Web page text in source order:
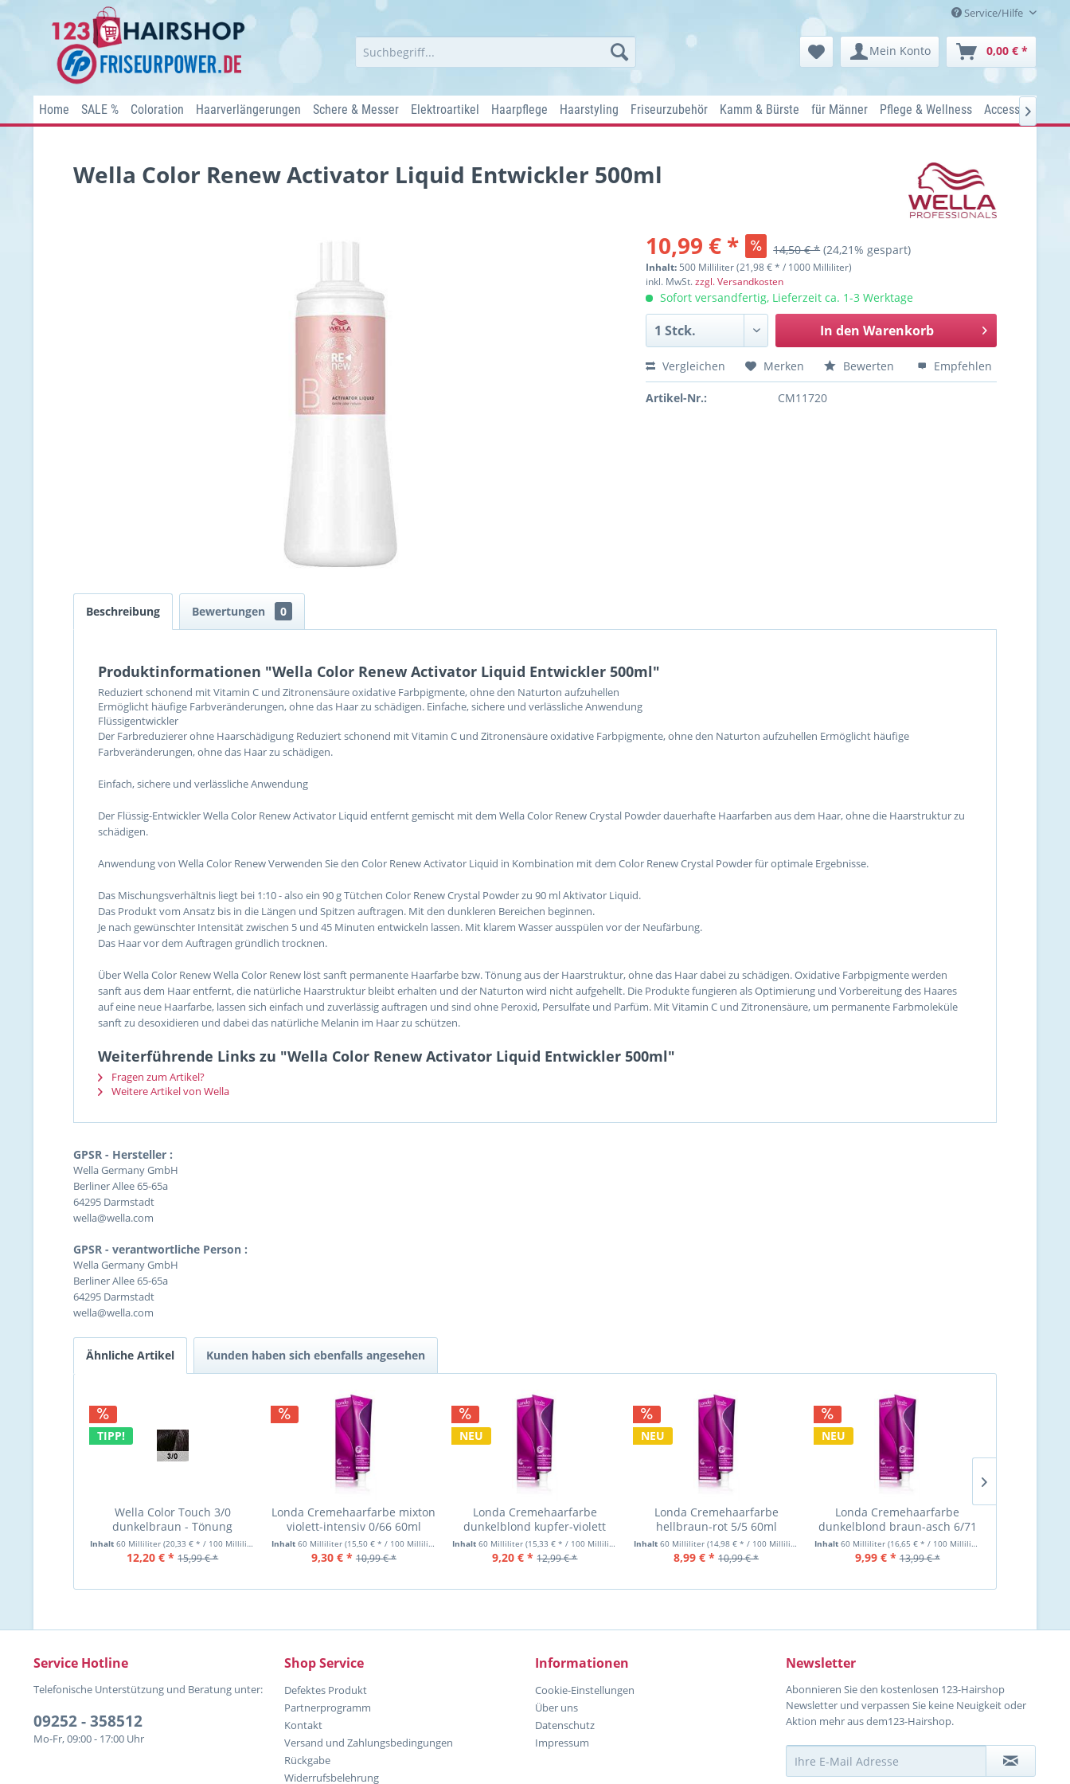
Service/Hilfe
Mein Konto 0,00 € *
Home SALE % Coloration Haarverlängerungen Schere & Messer Elektroartikel Haarpflege Haarstyling Friseurzubehör Kamm & Bürste für Männer Pflege & Wellness Accessoires

Wella Color Renew Activator Liquid Entwickler 500ml
10,99 € * 14,50 € * (24,21% gespart)
Inhalt: 500 Milliliter (21,98 € * / 1000 Milliliter)
inkl. MwSt.zzgl. Versandkosten
Sofort versandfertig, Lieferzeit ca. 1-3 Werktage
In den Warenkorb
Vergleichen Merken Bewerten Empfehlen
Artikel-Nr.: CM11720
Beschreibung Bewertungen 0
Produktinformationen "Wella Color Renew Activator Liquid Entwickler 500ml"
Reduziert schonend mit Vitamin C und Zitronensäure oxidative Farbpigmente, ohne den Naturton aufzuhellen
Ermöglicht häufige Farbveränderungen, ohne das Haar zu schädigen. Einfache, sichere und verlässliche Anwendung
Flüssigentwickler
Der Farbreduzierer ohne Haarschädigung Reduziert schonend mit Vitamin C und Zitronensäure oxidative Farbpigmente, ohne den Naturton aufzuhellen Ermöglicht häufige
Farbveränderungen, ohne das Haar zu schädigen.
Einfach, sichere und verlässliche Anwendung
Der Flüssig-Entwickler Wella Color Renew Activator Liquid entfernt gemischt mit dem Wella Color Renew Crystal Powder dauerhafte Haarfarben aus dem Haar, ohne die Haarstruktur zu
schädigen.
Anwendung von Wella Color Renew Verwenden Sie den Color Renew Activator Liquid in Kombination mit dem Color Renew Crystal Powder für optimale Ergebnisse.
Das Mischungsverhältnis liegt bei 1:10 - also ein 90 g Tütchen Color Renew Crystal Powder zu 90 ml Aktivator Liquid.
Das Produkt vom Ansatz bis in die Längen und Spitzen auftragen. Mit den dunkleren Bereichen beginnen.
Je nach gewünschter Intensität zwischen 5 und 45 Minuten entwickeln lassen. Mit klarem Wasser ausspülen vor der Neufärbung.
Das Haar vor dem Auftragen gründlich trocknen.
Über Wella Color Renew Wella Color Renew löst sanft permanente Haarfarbe bzw. Tönung aus der Haarstruktur, ohne das Haar dabei zu schädigen. Oxidative Farbpigmente werden
sanft aus dem Haar entfernt, die natürliche Haarstruktur bleibt erhalten und der Naturton wird nicht aufgehellt. Die Produkte fungieren als Optimierung und Vorbereitung des Haares
auf eine neue Haarfarbe, lassen sich einfach und zuverlässig auftragen und sind ohne Peroxid, Persulfate und Parfüm. Mit Vitamin C und Zitronensäure, um permanente Farbmoleküle
sanft zu desoxidieren und dabei das natürliche Melanin im Haar zu schützen.
Weiterführende Links zu "Wella Color Renew Activator Liquid Entwickler 500ml"
Fragen zum Artikel?
Weitere Artikel von Wella
GPSR - Hersteller :
Wella Germany GmbH
Berliner Allee 65-65a
64295 Darmstadt
wella@wella.com
GPSR - verantwortliche Person :
Wella Germany GmbH
Berliner Allee 65-65a
64295 Darmstadt
wella@wella.com
Ähnliche Artikel Kunden haben sich ebenfalls angesehen
TIPP!
Wella Color Touch 3/0
dunkelbraun - Tönung
Inhalt 60 Milliliter (20,33 € * / 100 Milliliter)
12,20 € * 15,99 € *
Londa Cremehaarfarbe mixton
violett-intensiv 0/66 60ml
Inhalt 60 Milliliter (15,50 € * / 100 Milliliter)
9,30 € * 10,99 € *
NEU
Londa Cremehaarfarbe
dunkelblond kupfer-violett
6/46 60ml
Inhalt60 Milliliter(15,33 € * / 100 Milliliter)
9,20 € * 12,99 € *
NEU
Londa Cremehaarfarbe
hellbraun-rot 5/5 60ml
Inhalt 60 Milliliter (14,98 € * / 100 Milliliter)
8,99 € * 10,99 € *
NEU
Londa Cremehaarfarbe
dunkelblond braun-asch 6/71
60ml
Inhalt60 Milliliter(16,65 € * / 100 Milliliter)
9,99 € * 13,99 € *
Service Hotline
Telefonische Unterstützung und Beratung unter:
09252 - 358512
Mo-Fr, 09:00 - 17:00 Uhr
Shop Service
Defektes Produkt
Partnerprogramm
Kontakt
Versand und Zahlungsbedingungen
Rückgabe
Widerrufsbelehrung
Informationen
Cookie-Einstellungen
Über uns
Datenschutz
Impressum
Newsletter
Abonnieren Sie den kostenlosen 123-Hairshop
Newsletter und verpassen Sie keine Neuigkeit oder
Aktion mehr aus dem123-Hairshop.